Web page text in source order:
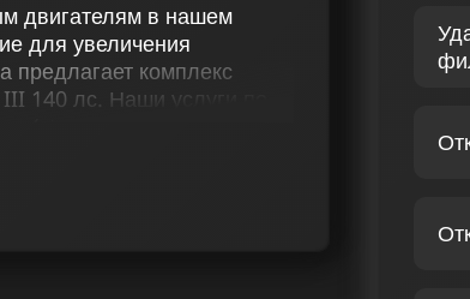
двигателям в нашем
для увеличения
комплекс
140 лс. Наши услуги по
(stage 1 и stage 2),
фильтра, вихревых
отключение присадки